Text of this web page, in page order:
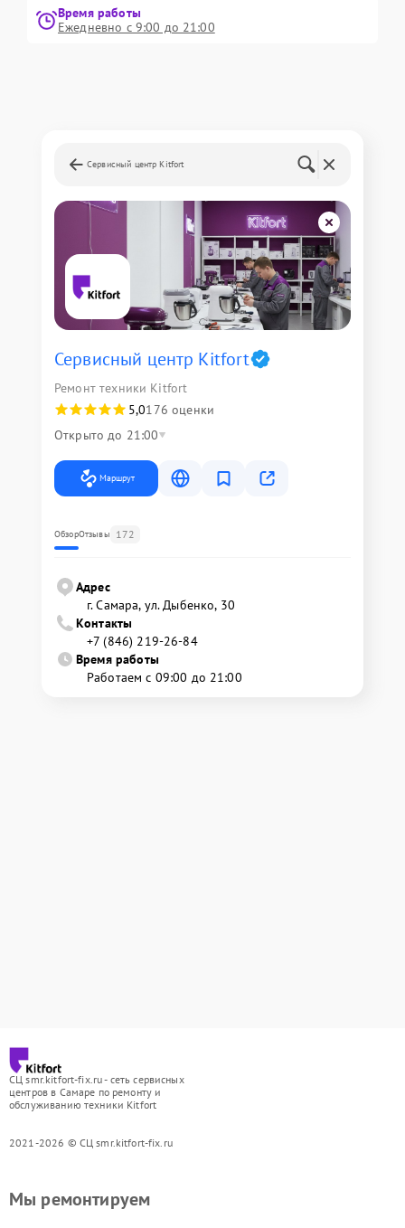
Время работы
Ежедневно с 9:00 до 21:00
Сервисный центр Kitfort
Сервисный центр Kitfort
Ремонт техники Kitfort
5,0176 оценки
Открыто до 21:00
Маршрут
ОбзорОтзывы 172
Адрес
г. Самара, ул. Дыбенко, 30
Контакты
+7 (846) 219-26-84
Время работы
Работаем с 09:00 до 21:00
СЦ smr.kitfort-fix.ru - сеть сервисных
центров в Самаре по ремонту и
обслуживанию техники Kitfort
2021-2026 © СЦ smr.kitfort-fix.ru
Мы ремонтируем